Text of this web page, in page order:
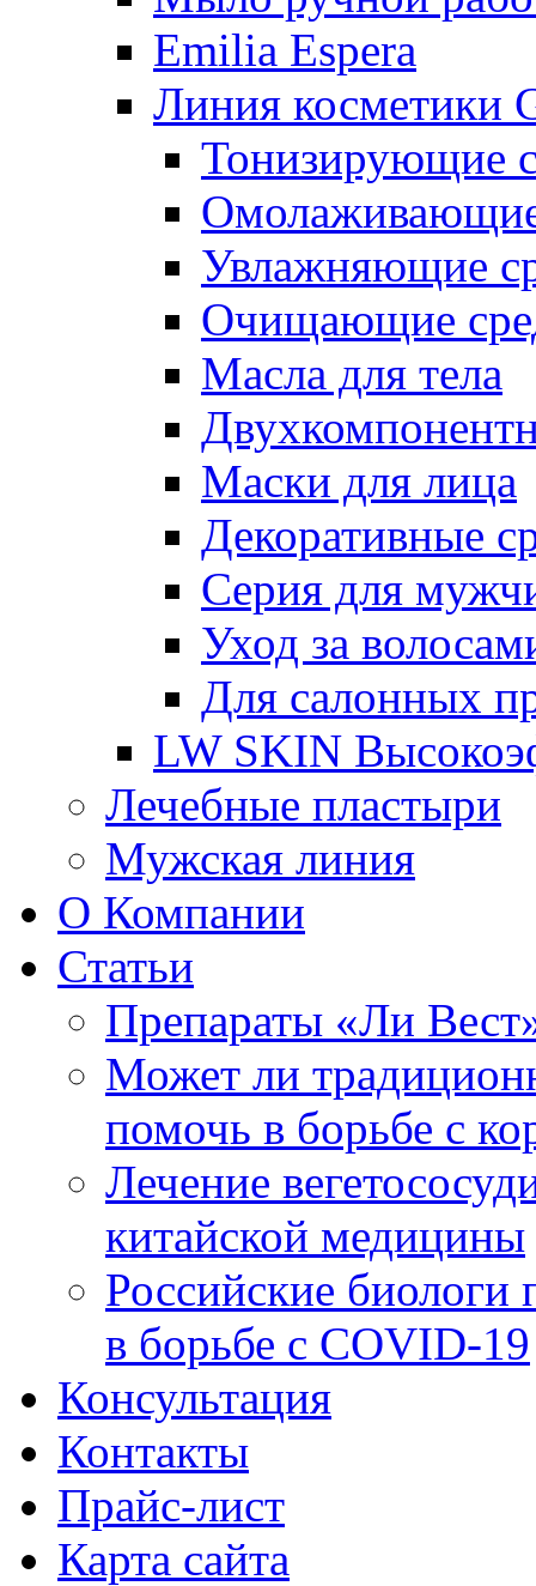
Emilia Espera
Линия косметики
Тонизирующие
Омолаживающие
Увлажняющие
Очищающие
Масла для тела
Маски для лица
Декоративные
Серия для
Уход за
Для салонных
LW SKIN
Лечебные пластыри
Мужская линия
О Компании
Статьи
Препараты «Ли
Может ли
помочь в борьбе с
Лечение
китайской медицины
Российские биологи
в борьбе с COVID-19
Консультация
Контакты
Прайс-лист
Карта сайта